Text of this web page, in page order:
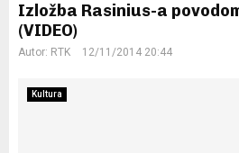
Izložba Rasinius-a
(VIDEO)
Autor: RTK 12/11/2014 20:44
Kultura